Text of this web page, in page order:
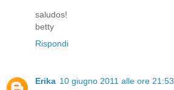
saludos!
betty
Rispondi
Erika 10 giugno 2011 alle ore 21:53